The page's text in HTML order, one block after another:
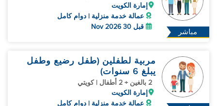
مباشر
إمارة الكويت
عمالة خدمة منزلية | دوام كامل
قبل 30 Nov 2026
مربية لطفلين (طفل رضيع وطفل
يبلغ 6 سنوات)
2 بالغين + 2 أطفال | كويتي
إمارة الكويت
عمالة خدمة منزلية | دوام كامل